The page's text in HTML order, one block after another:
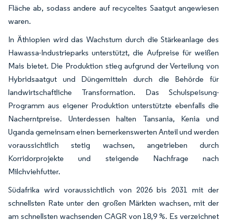
Fläche ab, sodass andere auf recyceltes Saatgut angewiesen
waren.
In Äthiopien wird das Wachstum durch die Stärkeanlage des
Hawassa-Industrieparks unterstützt, die Aufpreise für weißen
Mais bietet. Die Produktion stieg aufgrund der Verteilung von
Hybridsaatgut und Düngemitteln durch die Behörde für
landwirtschaftliche Transformation. Das Schulspeisung-
Programm aus eigener Produktion unterstützte ebenfalls die
Nacherntpreise. Unterdessen halten Tansania, Kenia und
Uganda gemeinsam einen bemerkenswerten Anteil und werden
voraussichtlich stetig wachsen, angetrieben durch
Korridorprojekte und steigende Nachfrage nach
Milchviehfutter.
Südafrika wird voraussichtlich von 2026 bis 2031 mit der
schnellsten Rate unter den großen Märkten wachsen, mit der
am schnellsten wachsenden CAGR von 18,9 %. Es verzeichnet